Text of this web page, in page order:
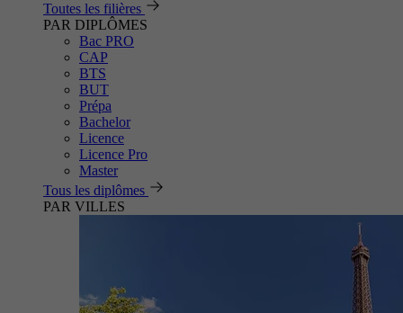
Toutes les filières
PAR DIPLÔMES
Bac PRO
CAP
BTS
BUT
Prépa
Bachelor
Licence
Licence Pro
Master
Tous les diplômes
PAR VILLES